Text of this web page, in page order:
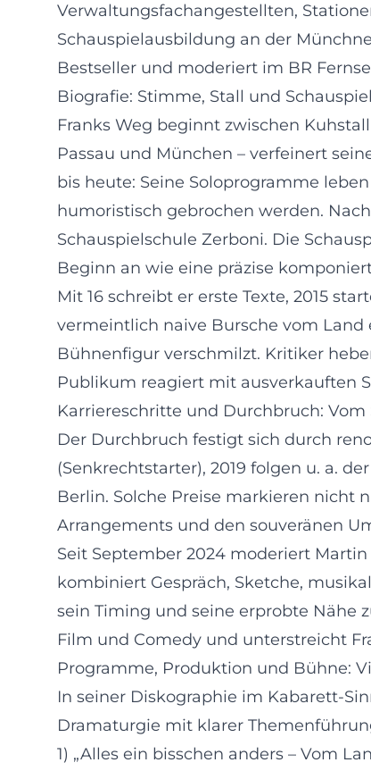
Verwaltungsfachangestellten,
Schauspielausbildung an der
Bestseller und moderiert im BR
Biografie: Stimme, Stall und
Franks Weg beginnt zwischen
Passau und München – verfeinert
bis heute: Seine Soloprogramme
humoristisch gebrochen werden.
Schauspielschule Zerboni. Die
Beginn an wie eine präzise
Mit 16 schreibt er erste Texte, 2015
vermeintlich naive Bursche vom
Bühnenfigur verschmilzt. Kritiker
Publikum reagiert mit ausverkauften
Karriereschritte und Durchbruch:
Der Durchbruch festigt sich durch
(Senkrechtstarter), 2019 folgen u. a.
Berlin. Solche Preise markieren nicht
Arrangements und den souveränen
Seit September 2024 moderiert
kombiniert Gespräch, Sketche,
sein Timing und seine erprobte Nähe
Film und Comedy und unterstreicht
Programme, Produktion und Bühne:
In seiner Diskographie im Kabarett-
Dramaturgie mit klarer
1) „Alles ein bisschen anders – Vom